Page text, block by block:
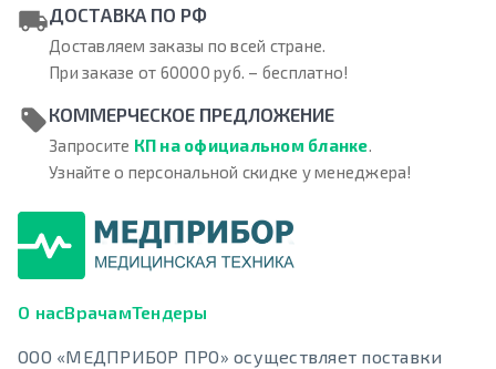
ДОСТАВКА ПО РФ
Доставляем заказы по всей стране.
При заказе от 60000 руб. – бесплатно!
КОММЕРЧЕСКОЕ ПРЕДЛОЖЕНИЕ
Запросите КП на официальном бланке.
Узнайте о персональной скидке у менеджера!
О насВрачамТендеры
ООО «МЕДПРИБОР ПРО» осуществляет поставки